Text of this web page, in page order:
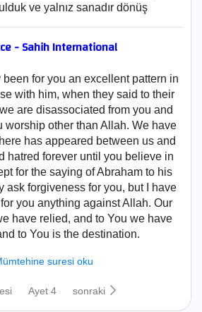
ve yalnız sanadır dönüş
- Sahih International
for you an excellent pattern in
with him, when they said to their
are disassociated from you and
worship other than Allah. We have
has appeared between us and
hatred forever until you believe in
for the saying of Abraham to his
ask forgiveness for you, but I have
you anything against Allah. Our
have relied, and to You we have
to You is the destination.
suresi oku
Ayet 4 sonraki